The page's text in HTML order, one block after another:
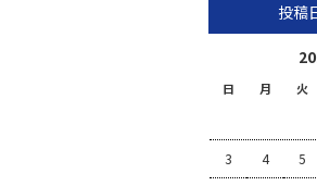
投稿
日 月 火
3 4 5